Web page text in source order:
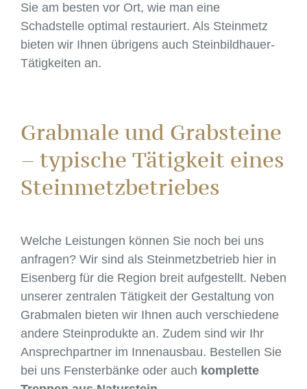
Sie am besten vor Ort, wie man eine
Schadstelle optimal restauriert. Als Steinmetz
bieten wir Ihnen übrigens auch Steinbildhauer-
Tätigkeiten an.
Grabmale und Grabsteine
– typische Tätigkeit eines
Steinmetzbetriebes
Welche Leistungen können Sie noch bei uns
anfragen? Wir sind als Steinmetzbetrieb hier in
Eisenberg für die Region breit aufgestellt. Neben
unserer zentralen Tätigkeit der Gestaltung von
Grabmalen bieten wir Ihnen auch verschiedene
andere Steinprodukte an. Zudem sind wir Ihr
Ansprechpartner im Innenausbau. Bestellen Sie
bei uns Fensterbänke oder auch komplette